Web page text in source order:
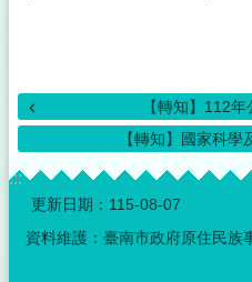
【轉知】112
【轉知】國家科
:::
更新日期： 115-08-07
資料維護：臺南市政府原住民族